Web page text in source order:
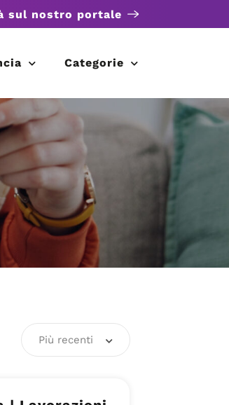
sul nostro portale
Categorie
Più recenti